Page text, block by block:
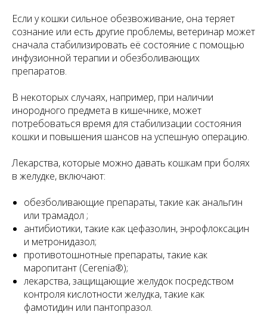
Если у кошки сильное обезвоживание, она теряет
сознание или есть другие проблемы, ветеринар может
сначала стабилизировать её состояние с помощью
инфузионной терапии и обезболивающих
препаратов.
В некоторых случаях, например, при наличии
инородного предмета в кишечнике, может
потребоваться время для стабилизации состояния
кошки и повышения шансов на успешную операцию.
Лекарства, которые можно давать кошкам при болях
в желудке, включают:
обезболивающие препараты, такие как анальгин
или трамадол ;
антибиотики, такие как цефазолин, энрофлоксацин
и метронидазол;
противотошнотные препараты, такие как
маропитант (Cerenia®);
лекарства, защищающие желудок посредством
контроля кислотности желудка, такие как
фамотидин или пантопразол.